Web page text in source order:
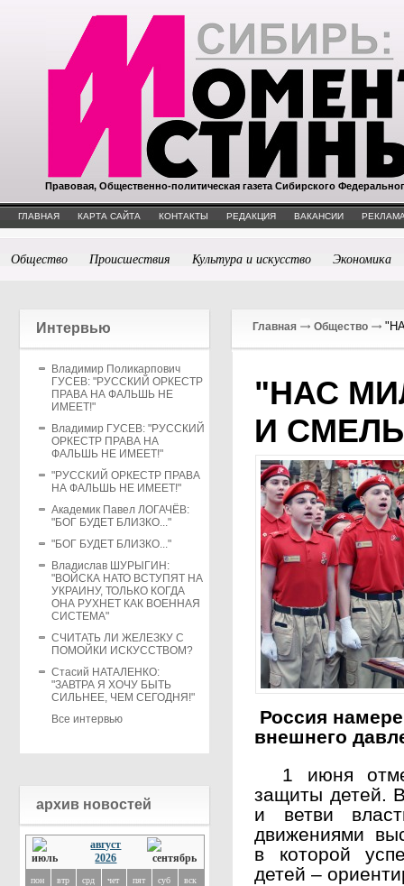
Правовая, Общественно-политическая газета Сибирского
ГЛАВНАЯ КАРТА САЙТА КОНТАКТЫ РЕДАКЦИЯ ВАКАНСИИ
Общество Происшествия Культура и искусство Экономика
Интервью
Владимир Поликарпович
ГУСЕВ: "РУССКИЙ ОРКЕСТР
ПРАВА НА ФАЛЬШЬ НЕ
ИМЕЕТ!"
Владимир ГУСЕВ: "РУССКИЙ
ОРКЕСТР ПРАВА НА
ФАЛЬШЬ НЕ ИМЕЕТ!"
"РУССКИЙ ОРКЕСТР ПРАВА
НА ФАЛЬШЬ НЕ ИМЕЕТ!"
Академик Павел ЛОГАЧЁВ:
"БОГ БУДЕТ БЛИЗКО..."
"БОГ БУДЕТ БЛИЗКО..."
Владислав ШУРЫГИН:
"ВОЙСКА НАТО ВСТУПЯТ НА
УКРАИНУ, ТОЛЬКО КОГДА
ОНА РУХНЕТ КАК ВОЕННАЯ
СИСТЕМА"
СЧИТАТЬ ЛИ ЖЕЛЕЗКУ С
ПОМОЙКИ ИСКУССТВОМ?
Стасий НАТАЛЕНКО:
"ЗАВТРА Я ХОЧУ БЫТЬ
СИЛЬНЕЕ, ЧЕМ СЕГОДНЯ!"
Все интервью
архив новостей
август
2026
пон втр срд чет пят суб вск
Главная Общество
"НАС
И
Россия
внешнего
1 июня
защиты детей.
и ветви
движениями
в которой
детей –